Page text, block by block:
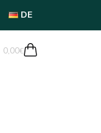
DE
0,00€